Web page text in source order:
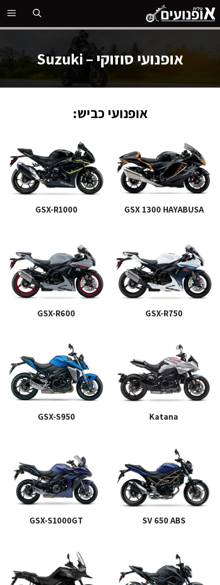
לדלג
לתוכן
אופנועי סוזוקי – Suzuki
אופנועי כביש:
GSX 1300 HAYABUSA
GSX-R1000
GSX-R750
GSX-R600
Katana
GSX-S950
SV 650 ABS
GSX-S1000GT